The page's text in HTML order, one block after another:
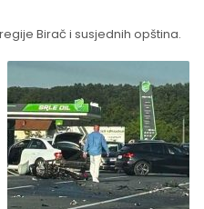
Birač i susjednih opština.